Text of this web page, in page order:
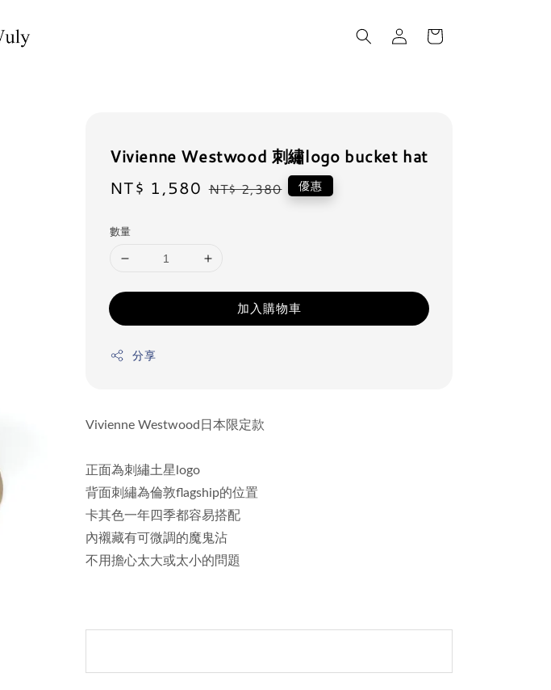
Vivienne Westwood 刺繡logo bucket hat
Sale
NT$ 1,580 Regular
NT$ 2,380 優惠
數量
加入購物車
分享
Vivienne Westwood日本限定款
正面為刺繡土星logo
背面刺繡為倫敦flagship的位置
卡其色一年四季都容易搭配
內襯藏有可微調的魔鬼沾
不用擔心太大或太小的問題